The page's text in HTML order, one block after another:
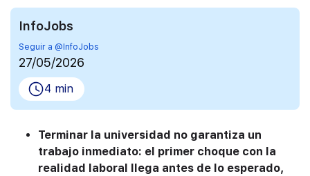
InfoJobs
Seguir a @InfoJobs
27/05/2026
4 min
Terminar la universidad no garantiza un
trabajo inmediato: el primer choque con la
realidad laboral llega antes de lo esperado,